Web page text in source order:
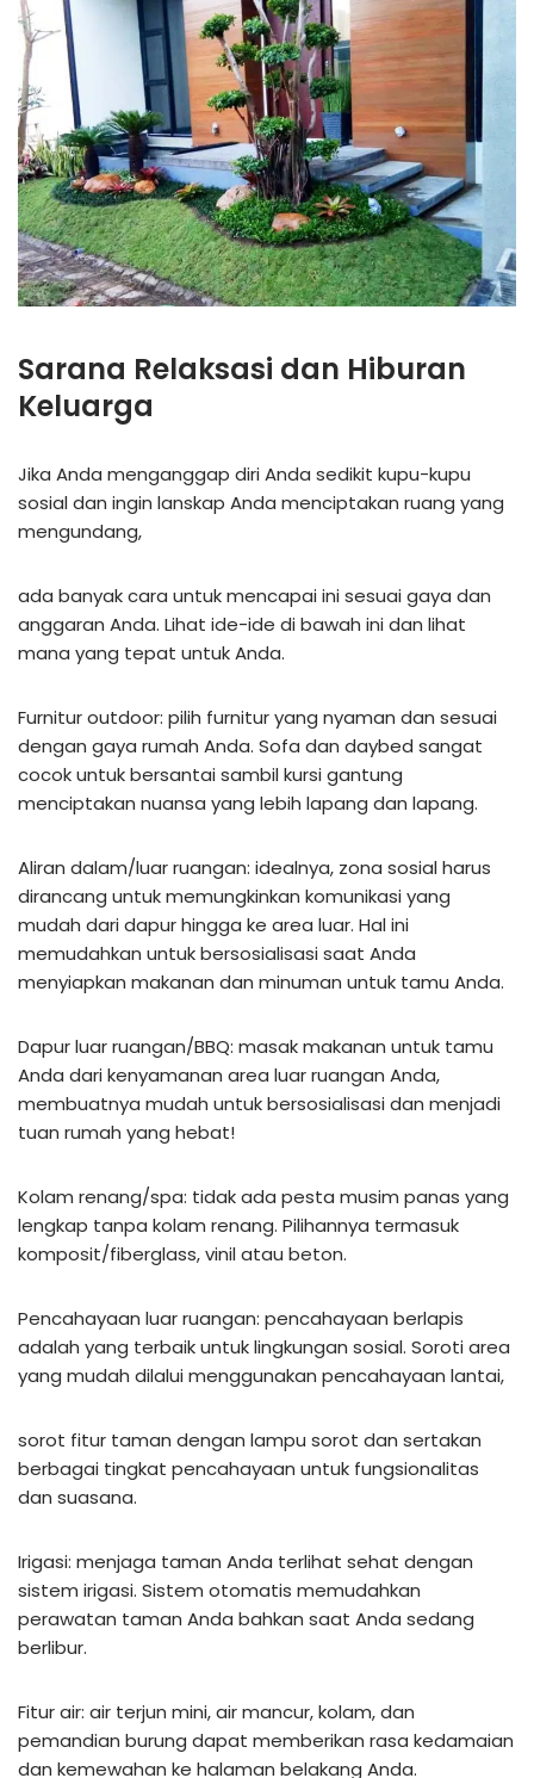
Sarana Relaksasi dan Hiburan
Keluarga
Jika Anda menganggap diri Anda sedikit kupu-kupu
sosial dan ingin lanskap Anda menciptakan ruang yang
mengundang,
ada banyak cara untuk mencapai ini sesuai gaya dan
anggaran Anda. Lihat ide-ide di bawah ini dan lihat
mana yang tepat untuk Anda.
Furnitur outdoor: pilih furnitur yang nyaman dan sesuai
dengan gaya rumah Anda. Sofa dan daybed sangat
cocok untuk bersantai sambil kursi gantung
menciptakan nuansa yang lebih lapang dan lapang.
Aliran dalam/luar ruangan: idealnya, zona sosial harus
dirancang untuk memungkinkan komunikasi yang
mudah dari dapur hingga ke area luar. Hal ini
memudahkan untuk bersosialisasi saat Anda
menyiapkan makanan dan minuman untuk tamu Anda.
Dapur luar ruangan/BBQ: masak makanan untuk tamu
Anda dari kenyamanan area luar ruangan Anda,
membuatnya mudah untuk bersosialisasi dan menjadi
tuan rumah yang hebat!
Kolam renang/spa: tidak ada pesta musim panas yang
lengkap tanpa kolam renang. Pilihannya termasuk
komposit/fiberglass, vinil atau beton.
Pencahayaan luar ruangan: pencahayaan berlapis
adalah yang terbaik untuk lingkungan sosial. Soroti area
yang mudah dilalui menggunakan pencahayaan lantai,
sorot fitur taman dengan lampu sorot dan sertakan
berbagai tingkat pencahayaan untuk fungsionalitas
dan suasana.
Irigasi: menjaga taman Anda terlihat sehat dengan
sistem irigasi. Sistem otomatis memudahkan
perawatan taman Anda bahkan saat Anda sedang
berlibur.
Fitur air: air terjun mini, air mancur, kolam, dan
pemandian burung dapat memberikan rasa kedamaian
dan kemewahan ke halaman belakang Anda.